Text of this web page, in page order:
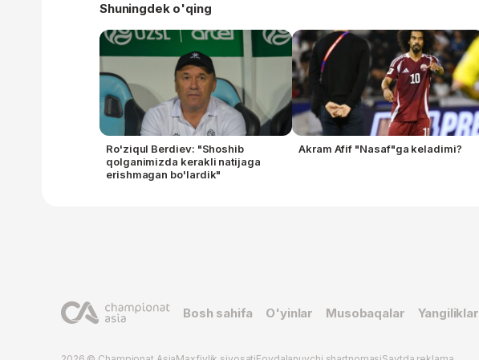
Shuningdek o'qing
Ro'ziqul Berdiev: "Shoshib
qolganimizda kerakli natijaga
erishmagan bo'lardik"
Akram Afif "Nasaf"ga keladimi?
Bosh sahifa O'yinlar Musobaqalar Yangiliklar